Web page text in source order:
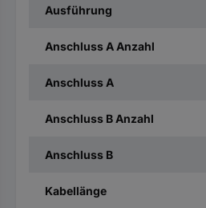
Ausführung
Anschluss A Anzahl
Anschluss A
Anschluss B Anzahl
Anschluss B
Kabellänge